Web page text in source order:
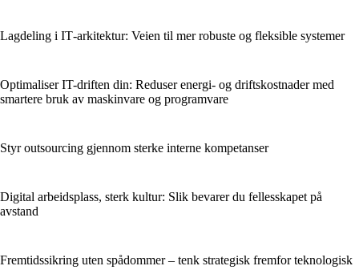
Lagdeling i IT‑arkitektur: Veien til mer robuste og fleksible systemer
Optimaliser IT-driften din: Reduser energi- og driftskostnader med
smartere bruk av maskinvare og programvare
Styr outsourcing gjennom sterke interne kompetanser
Digital arbeidsplass, sterk kultur: Slik bevarer du fellesskapet på
avstand
Fremtidssikring uten spådommer – tenk strategisk fremfor teknologisk